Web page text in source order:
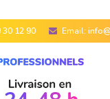
30 12 90 Email: